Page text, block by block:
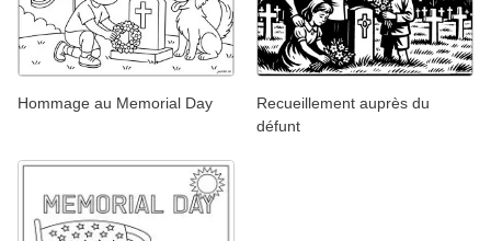
Hommage au Memorial Day
Recueillement auprès du
défunt